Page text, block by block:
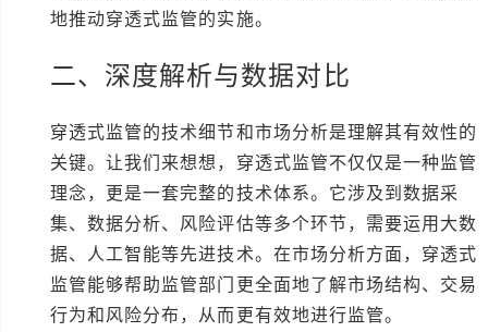
地推动穿透式监管的实施。
二、深度解析与数据对比
穿透式监管的技术细节和市场分析是理解其有效性的
关键。让我们来想想，穿透式监管不仅仅是一种监管
理念，更是一套完整的技术体系。它涉及到数据采
集、数据分析、风险评估等多个环节，需要运用大数
据、人工智能等先进技术。在市场分析方面，穿透式
监管能够帮助监管部门更全面地了解市场结构、交易
行为和风险分布，从而更有效地进行监管。